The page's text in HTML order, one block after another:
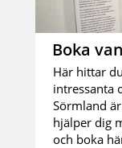
Boka
Här hittar
intressanta
Sörmland
hjälper dig
och boka